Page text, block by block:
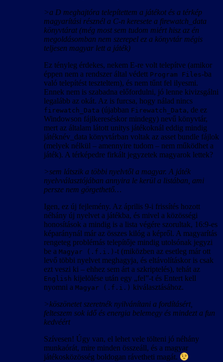
>a D meghajtóra telepítettem a játékot és a térkép
magyarítási résznél a C-n keresete a firewatch_data
könyvtárat (még most sem tudom miért hisz az én
megoldásomban nem szerepel ez a könyvtár mégis
teljesen magyar lett a játék)
Ez tényleg érdekes, nekem E-re volt telepítve (amikor
éppen nem a rendszer által védett Program Files-ba
való telepítést teszteltem), és nem tűnt fel ilyesmi.
Ennek nem is szabadna előfordulni, jó lenne kivizsgálni
legalább az okát. Az is furcsa, hogy nálad nincs
firewatch_Data (újabban Firewatch_Data, de ez
Windowson fájlkereséskor mindegy) nevű könyvtár,
mert az általam látott unitys játékoknál eddig mindig
játéknév_data könyvtárban voltak az asset bundle fájlok
(melyek nélkül – amennyire tudom – nem működhet a
játék). A térképedre firkált jegyzetek magyarok lettek?
>sem látszik a többi nyelvtől a magyar. A játék
nyelvválasztójában annyira le kerül a listában, ami
persze nem görgethető…
Igen, ez új fejlemény. Az április 9-i frissítés hozott
néhány új nyelvet a játékba, és mivel a közösségi
honosítások a mindig is a lista végére szorultak, 16:9-es
képaránynál már az összes kilóg a képről. A magyarítás
rengeteg problémás telepítője mindig utolsónak jegyzi
be a Magyar (.f.i.) -t (miközben az esetleg már ott
levő többi nyelvet meghagyja, és eltávolításkor is csak
ezt veszi ki – ehhez sem árt a szkriptelés), tehát az
English kijelölése után egy „fel”-t és Entert kell
nyomni a Magyar (.f.i.) kiválasztásához.
>köszönetet szeretnék nyilvánítani a fordításért,
felteszem sok idő és energia belemegy és mindezt a fun
kedvéért
Szívesen! Úgy van, el lehet vele tölteni jó néhány
munkaórát, mire minden összeáll, és a magyar
játékosközösség boldogan rávetheti magát.